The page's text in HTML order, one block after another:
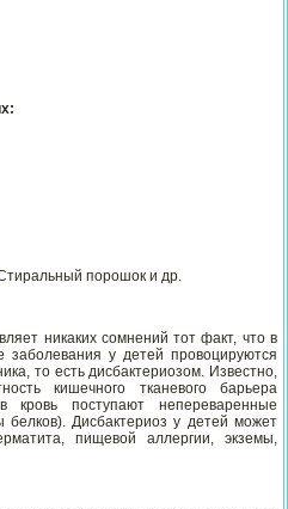
порошок и др.
никаких сомнений тот факт, что в
заболевания у детей провоцируются
то есть дисбактериозом. Известно,
кишечного тканевого барьера
кровь поступают непереваренные
Дисбактериоз у детей может
пищевой аллергии, экземы,